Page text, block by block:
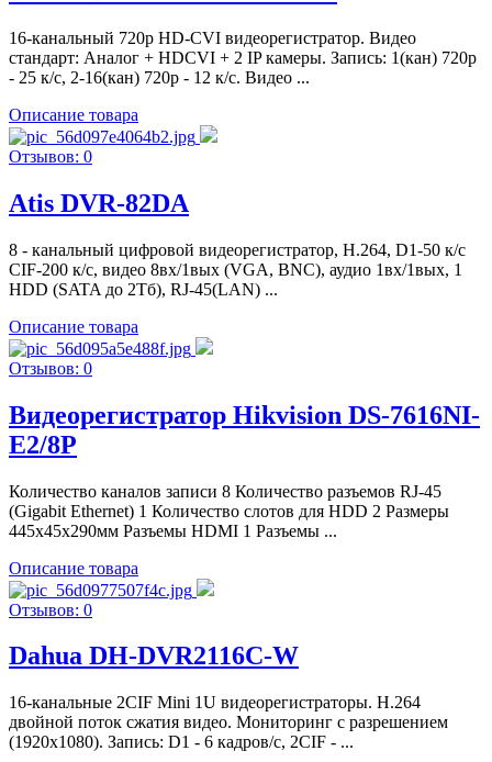
16-канальный 720р HD-CVI видеорегистратор. Видео
стандарт: Аналог + HDCVI + 2 IP камеры. Запись: 1(кан) 720p
- 25 к/с, 2-16(кан) 720р - 12 к/с. Видео ...
Описание товара
Отзывов: 0
Atis DVR-82DA
8 - канальный цифровой видеорегистратор, Н.264, D1-50 к/с
CIF-200 к/с, видео 8вх/1вых (VGA, BNC), аудио 1вх/1вых, 1
HDD (SATA до 2Тб), RJ-45(LAN) ...
Описание товара
Отзывов: 0
Видеорегистратор Hikvision DS-7616NI-
E2/8P
Количество каналов записи 8 Количество разъемов RJ-45
(Gigabit Ethernet) 1 Количество слотов для HDD 2 Размеры
445x45x290мм Разъемы HDMI 1 Разъемы ...
Описание товара
Отзывов: 0
Dahua DH-DVR2116C-W
16-канальные 2CIF Mini 1U видеорегистраторы. H.264
двойной поток сжатия видео. Мониторинг с разрешением
(1920х1080). Запись: D1 - 6 кадров/с, 2CIF - ...